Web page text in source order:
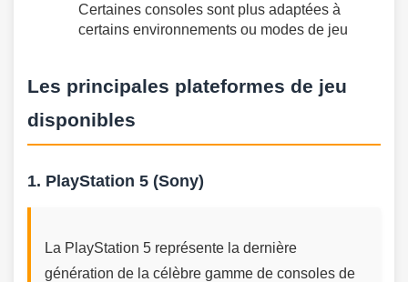
Certaines consoles sont plus adaptées à
certains environnements ou modes de jeu
Les principales plateformes de jeu
disponibles
1. PlayStation 5 (Sony)
La PlayStation 5 représente la dernière
génération de la célèbre gamme de consoles de